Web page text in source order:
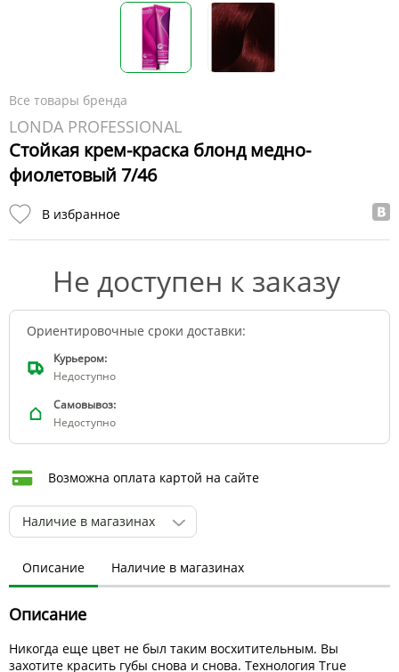
Все товары бренда
LONDA PROFESSIONAL
Стойкая крем-краска блонд медно-
фиолетовый 7/46
В избранное
Не доступен к заказу
Ориентировочные сроки доставки:
Курьером:
Недоступно
Самовывоз:
Недоступно
Возможна оплата картой на сайте
Наличие в магазинах
Описание Наличие в магазинах
Описание
Никогда еще цвет не был таким восхитительным. Вы
захотите красить губы снова и снова. Технология True